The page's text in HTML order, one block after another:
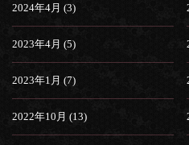
2024年4月 (3)
2023年4月 (5)
2023年1月 (7)
2022年10月 (13)